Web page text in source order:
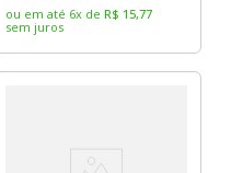
ou em até 6x de R$ 15,77
sem juros